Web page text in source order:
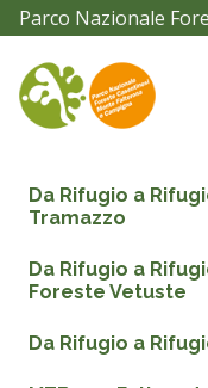
Parco Nazionale
Da Rifugio a
Tramazzo
Da Rifugio a
Foreste Vetuste
Da Rifugio a